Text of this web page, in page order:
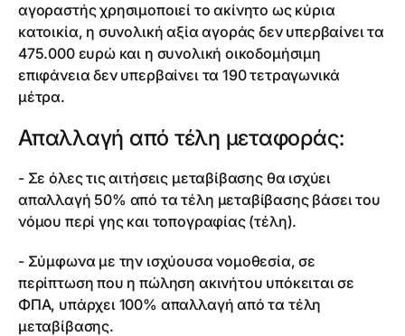
αγοραστής χρησιμοποιεί το ακίνητο ως κύρια
κατοικία, η συνολική αξία αγοράς δεν υπερβαίνει τα
475.000 ευρώ και η συνολική οικοδομήσιμη
επιφάνεια δεν υπερβαίνει τα 190 τετραγωνικά
μέτρα.
Απαλλαγή από τέλη μεταφοράς:
- Σε όλες τις αιτήσεις μεταβίβασης θα ισχύει
απαλλαγή 50% από τα τέλη μεταβίβασης βάσει του
νόμου περί γης και τοπογραφίας (τέλη).
- Σύμφωνα με την ισχύουσα νομοθεσία, σε
περίπτωση που η πώληση ακινήτου υπόκειται σε
ΦΠΑ, υπάρχει 100% απαλλαγή από τα τέλη
μεταβίβασης.